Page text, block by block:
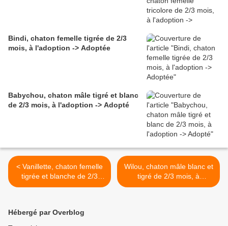
Bindi, chaton femelle tigrée de 2/3
mois, à l'adoption -> Adoptée
Babychou, chaton mâle tigré et blanc
de 2/3 mois, à l'adoption -> Adopté
< Vanillette, chaton femelle
tigrée et blanche de 2/3
mois, à l'adoption ->
Wilou, chaton mâle blanc et
tigré de 2/3 mois, à
l'adoption -> adopté >
Hébergé par Overblog